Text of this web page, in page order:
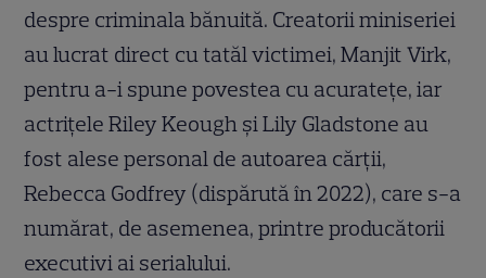
despre criminala bănuită. Creatorii miniseriei
au lucrat direct cu tatăl victimei, Manjit Virk,
pentru a-i spune povestea cu acuratețe, iar
actrițele Riley Keough și Lily Gladstone au
fost alese personal de autoarea cărții,
Rebecca Godfrey (dispărută în 2022), care s-a
numărat, de asemenea, printre producătorii
executivi ai serialului.